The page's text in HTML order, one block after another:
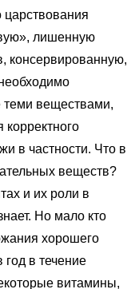
царствования
лишенную
консервированную,
теми веществами,
в частности. Что в
веществ?
и их роли в
Но мало кто
хорошего
год в течение
витамины,